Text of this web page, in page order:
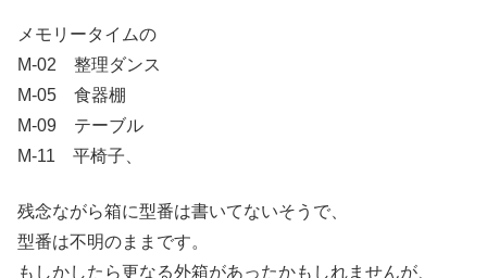
メモリータイムの
M-02 整理ダンス
M-05 食器棚
M-09 テーブル
M-11 平椅子、
残念ながら箱に型番は書いてないそうで、
型番は不明のままです。
もしかしたら更なる外箱があったかもしれませんが、